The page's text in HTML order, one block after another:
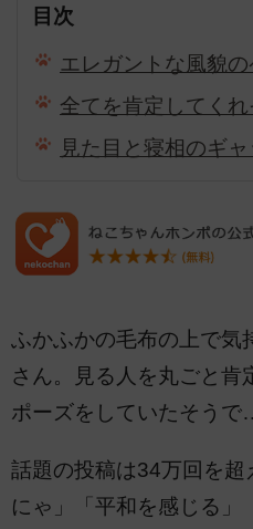
目次
エレガントな風貌
全てを肯定してく
見た目と寝相のギ
ふかふかの毛布の上で気
さん。見る人を丸ごと肯
ポーズをしていたそうで
話題の投稿は34万回を超
にゃ」「平和を感じる」